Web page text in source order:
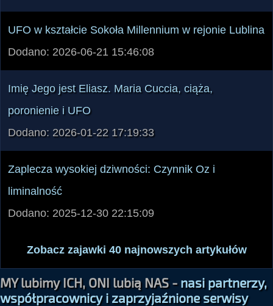
UFO w kształcie Sokoła Millennium w rejonie Lublina
Dodano: 2026-06-21 15:46:08
Imię Jego jest Eliasz. Maria Cuccia, ciąża,
poronienie i UFO
Dodano: 2026-01-22 17:19:33
Zaplecza wysokiej dziwności: Czynnik Oz i
liminalność
Dodano: 2025-12-30 22:15:09
Zobacz zajawki 40 najnowszych artykułów
MY lubimy ICH, ONI lubią NAS -nasi partnerzy,
współpracownicy i zaprzyjaźnione serwisy